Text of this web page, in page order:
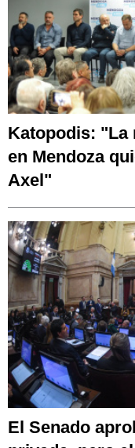
Katopodis: "La
en Mendoza
Axel"
El Senado